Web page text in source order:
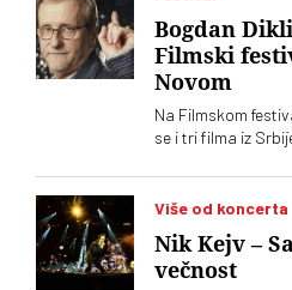
Bogdan
Filmski
Novom
Na Filmskom
se i tri filma iz
Crnogorsko
Više od koncerta
Nik Kejv –
večnost